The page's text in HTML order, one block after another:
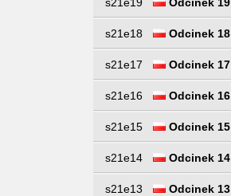
s21e18 Odcinek 18
s21e17 Odcinek 17
s21e16 Odcinek 16
s21e15 Odcinek 15
s21e14 Odcinek 14
s21e13 Odcinek 13